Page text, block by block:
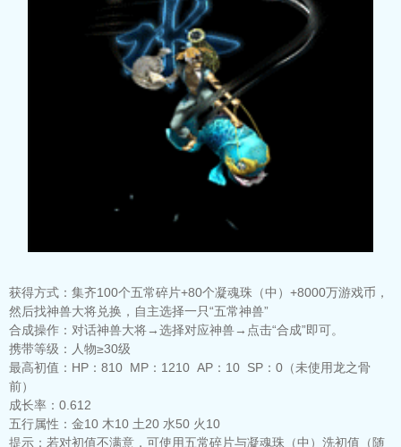
获得方式： 集齐100个五常碎片+80个凝魂珠（中）+8000万游戏币，
然后找神兽大将兑换，自主选择一只“五常神兽”
合成操作： 对话神兽大将→选择对应神兽→点击“合成”即可。
携带等级： 人物≥30级
最高初值： HP：810 MP：1210 AP：10 SP：0（未使用龙之骨
前）
成长率： 0.612
五行属性： 金10 木10 土20 水50 火10
提示： 若对初值不满意，可使用五常碎片与凝魂珠（中）洗初值（随